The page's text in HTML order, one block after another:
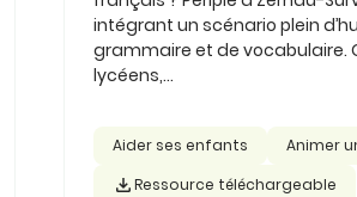
intégrant un scénario plein
grammaire et de vocabulaire.
lycéens,...
Aider ses enfants Animer
Ressource téléchargeable